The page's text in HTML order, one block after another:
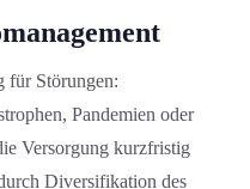
für Störungen:
Pandemien oder
Versorgung kurzfristig
Diversifikation des